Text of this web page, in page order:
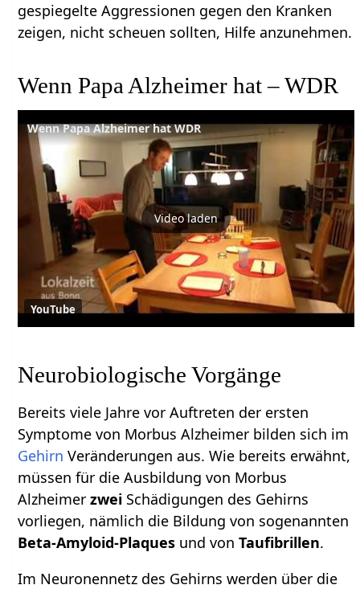
gespiegelte Aggressionen gegen den Kranken
zeigen, nicht scheuen sollten, Hilfe anzunehmen.
Wenn Papa Alzheimer hat – WDR
Wenn Papa Alzheimer hat WDR
Video laden
YouTube
Neurobiologische Vorgänge
Bereits viele Jahre vor Auftreten der ersten
Symptome von Morbus Alzheimer bilden sich im
Gehirn Veränderungen aus. Wie bereits erwähnt,
müssen für die Ausbildung von Morbus
Alzheimerzwei Schädigungen des Gehirns
vorliegen, nämlich die Bildung von sogenannten
Beta-Amyloid-Plaques und vonTaufibrillen.
Im Neuronennetz des Gehirns werden über die